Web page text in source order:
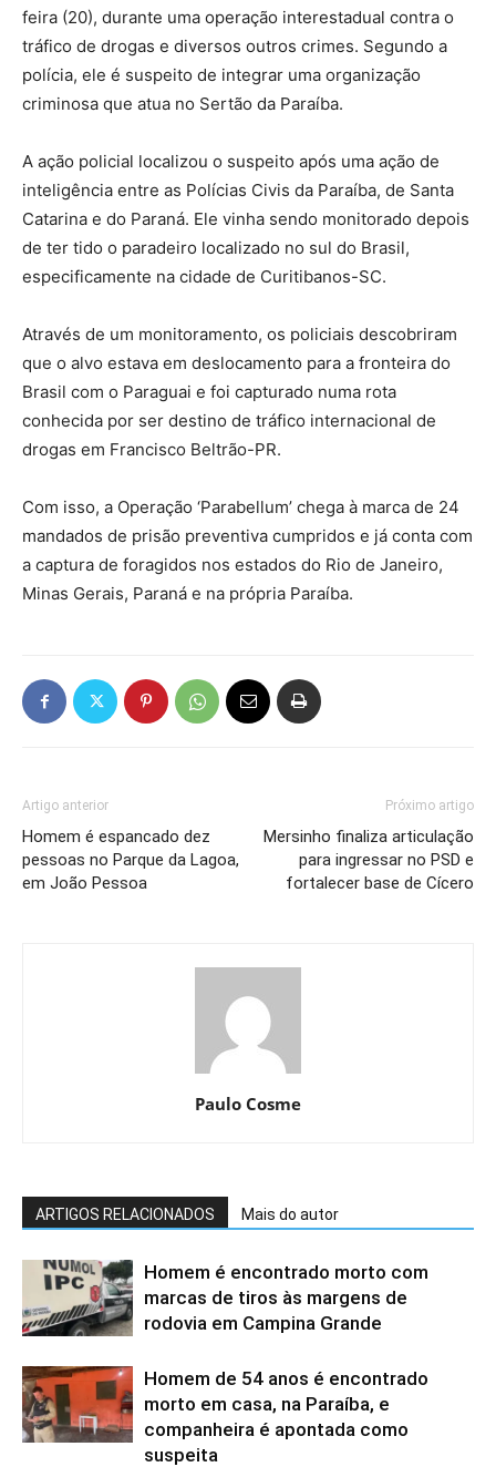
feira (20), durante uma operação interestadual contra o
tráfico de drogas e diversos outros crimes. Segundo a
polícia, ele é suspeito de integrar uma organização
criminosa que atua no Sertão da Paraíba.
A ação policial localizou o suspeito após uma ação de
inteligência entre as Polícias Civis da Paraíba, de Santa
Catarina e do Paraná. Ele vinha sendo monitorado depois
de ter tido o paradeiro localizado no sul do Brasil,
especificamente na cidade de Curitibanos-SC.
Através de um monitoramento, os policiais descobriram
que o alvo estava em deslocamento para a fronteira do
Brasil com o Paraguai e foi capturado numa rota
conhecida por ser destino de tráfico internacional de
drogas em Francisco Beltrão-PR.
Com isso, a Operação ‘Parabellum’ chega à marca de 24
mandados de prisão preventiva cumpridos e já conta com
a captura de foragidos nos estados do Rio de Janeiro,
Minas Gerais, Paraná e na própria Paraíba.
Artigo anterior
Homem é espancado dez
pessoas no Parque da Lagoa,
em João Pessoa
Próximo artigo
Mersinho finaliza articulação
para ingressar no PSD e
fortalecer base de Cícero
Paulo Cosme
ARTIGOS RELACIONADOS Mais do autor
Homem é encontrado morto com
marcas de tiros às margens de
rodovia em Campina Grande
Homem de 54 anos é encontrado
morto em casa, na Paraíba, e
companheira é apontada como
suspeita